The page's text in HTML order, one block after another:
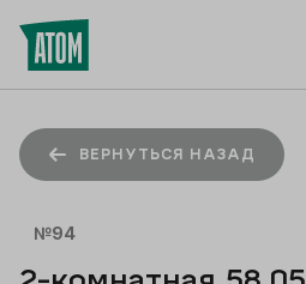
ВЕРНУТЬСЯ НАЗАД
№94